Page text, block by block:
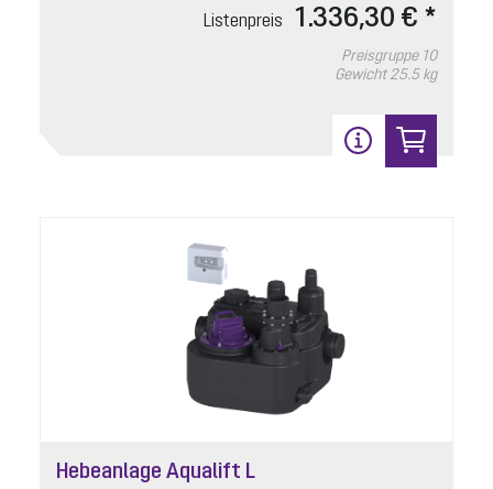
Listenpreis 1.336,30 € *
Preisgruppe 10
Gewicht 25.5 kg
Hebeanlage Aqualift L